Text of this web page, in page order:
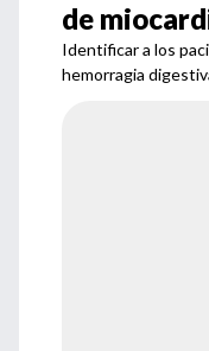
de
Identificar a los
hemorragia